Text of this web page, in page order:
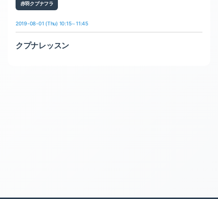
赤羽クプナフラ
2019-08-01 (Thu) 10:15～11:45
クプナレッスン